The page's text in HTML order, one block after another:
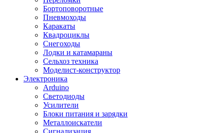
Бортоповоротные
Пневмоходы
Каракаты
Квадроциклы
Снегоходы
Лодки и катамараны
Сельхоз техника
Моделист-конструктор
Электроника
Arduino
Светодиоды
Усилители
Блоки питания и зарядки
Металлоискатели
Сигнализация